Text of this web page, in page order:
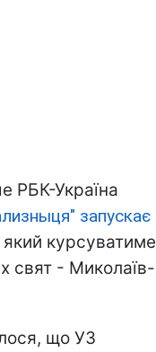
РБК-Україна
запускає
який курсуватиме
свят - Миколаїв-
що УЗ